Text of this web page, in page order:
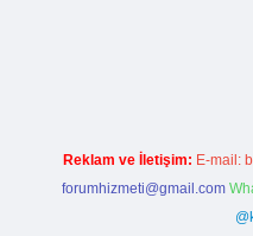
Reklam ve İletişim: E-mail:
forumhizmeti@gmail.com